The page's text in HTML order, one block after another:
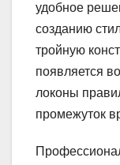
удобное
созданию
тройную
появляется
локоны
промежуток